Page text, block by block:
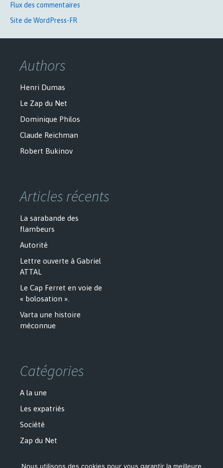
Flux des commentaires
Site de WordPress-FR
Authors
Henri Dumas
Le Zap du Net
Dominique Philos
Claude Reichman
Robert Bukinov
Articles récents
La sarabande des
flambeurs
Autorité
Lettre ouverte à Gabriel
ATTAL
Le Cap Ferret en voie de
« bolosation ».
Varta une histoire
méconnue
Catégories
A la une
Les expatriés
Société
Zap du Net
Nous utilisons des cookies pour vous garantir la meilleure